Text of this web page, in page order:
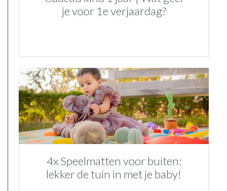
je voor 1e verjaardag?
4x Speelmatten voor buiten:
lekker de tuin in met je baby!